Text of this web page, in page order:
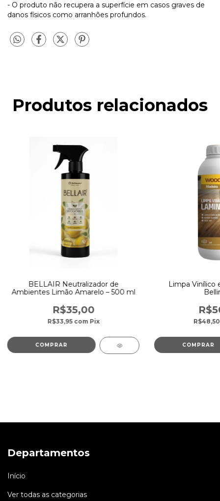
- O produto não recupera a superfície em casos graves de
danos físicos como arranhões profundos.
Produtos relacionados
BELLAIR Neutralizador de
Ambientes Limão Amarelo – 500 ml
R$35,00
R$33,95 com Pix
Limpa Vinílico
Departamentos
Início
Ver todas as categorias